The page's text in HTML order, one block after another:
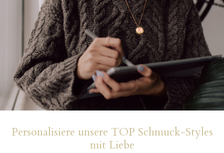
Personalisiere unsere TOP Schmuck-Styles
mit Liebe